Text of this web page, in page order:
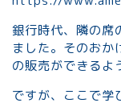
銀行時代、隣の席
ました。そのおか
の販売ができるよ
ですが、ここで学